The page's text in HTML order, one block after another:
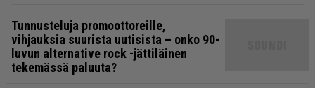
Tunnusteluja promoottoreille,
vihjauksia suurista uutisista – onko 90-
luvun alternative rock -jättiläinen
tekemässä paluuta?